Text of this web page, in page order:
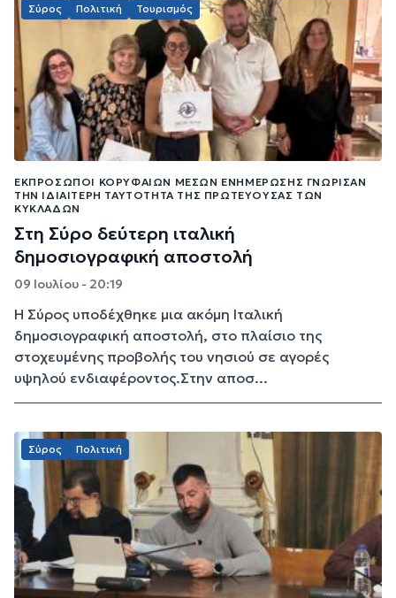
Σύρος Πολιτική Τουρισμός
ΕΚΠΡΌΣΩΠΟΙ ΚΟΡΥΦΑΊΩΝ ΜΈΣΩΝ ΕΝΗΜΈΡΩΣΗΣ ΓΝΏΡΙΣΑΝ
ΤΗΝ ΙΔΙΑΊΤΕΡΗ ΤΑΥΤΌΤΗΤΑ ΤΗΣ ΠΡΩΤΕΎΟΥΣΑΣ ΤΩΝ
ΚΥΚΛΆΔΩΝ
Στη Σύρο δεύτερη ιταλική
δημοσιογραφική αποστολή
09 Ιουλίου - 20:19
Η Σύρος υποδέχθηκε μια ακόμη Ιταλική
δημοσιογραφική αποστολή, στο πλαίσιο της
στοχευμένης προβολής του νησιού σε αγορές
υψηλού ενδιαφέροντος.Στην αποσ...
Σύρος Πολιτική